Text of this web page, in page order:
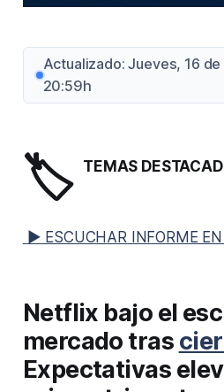
Actualizado: Jueves, 16
20:59h
🏷️ TEMAS
▶ ESCUCHAR INFORME
Netflix bajo el
mercado tras
Expectativas